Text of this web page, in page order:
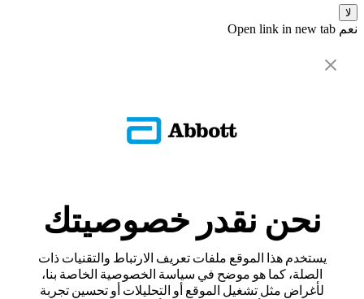
لا
نعم Open link in new tab
نحن نقدر خصوصيتك
يستخدم هذا الموقع ملفات تعريف الارتباط والتقنيات ذات
الصلة، كما هو موضح في سياسة الخصوصية الخاصة بنا،
لأغراض مثل تشغيل الموقع أو التحليلات أو تحسين تجربة